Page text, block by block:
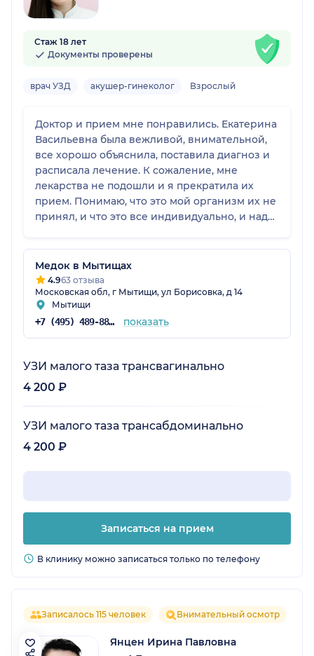
Стаж 18 лет
Документы проверены
врач УЗД акушер-гинеколог Взрослый
Доктор и прием мне понравились. Екатерина
Васильевна была вежливой, внимательной,
все хорошо объяснила, поставила диагноз и
расписала лечение. К сожаление, мне
лекарства не подошли и я прекратила их
прием. Понимаю, что это мой организм их не
принял, и что это все индивидуально, и надо
довольна, видно, что профессионализм на
хорошем уровне.
Медок в Мытищах
4.963 отзыва
Московская обл, г Мытищи, ул Борисовка, д 14
Мытищи
+7 (495) 489-88-74 показать
УЗИ малого таза трансвагинально
4 200 ₽
УЗИ малого таза трансабдоминально
4 200 ₽
Записаться на прием
В клинику можно записаться только по телефону
Записалось 115 человек Внимательный осмотр
Янцен Ирина Павловна